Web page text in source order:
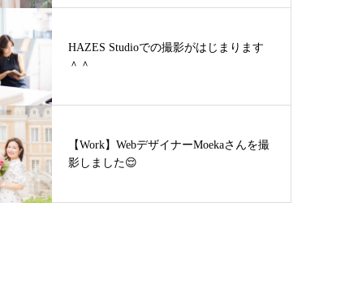
HAZES Studioでの撮影がはじまります
＾＾
【Work】WebデザイナーMoekaさんを撮
影しました😌